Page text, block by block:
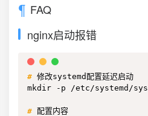
FAQ
nginx启动报错
# 修改systemd配置延迟启动
mkdir -p /etc/systemd/
# 配置内容